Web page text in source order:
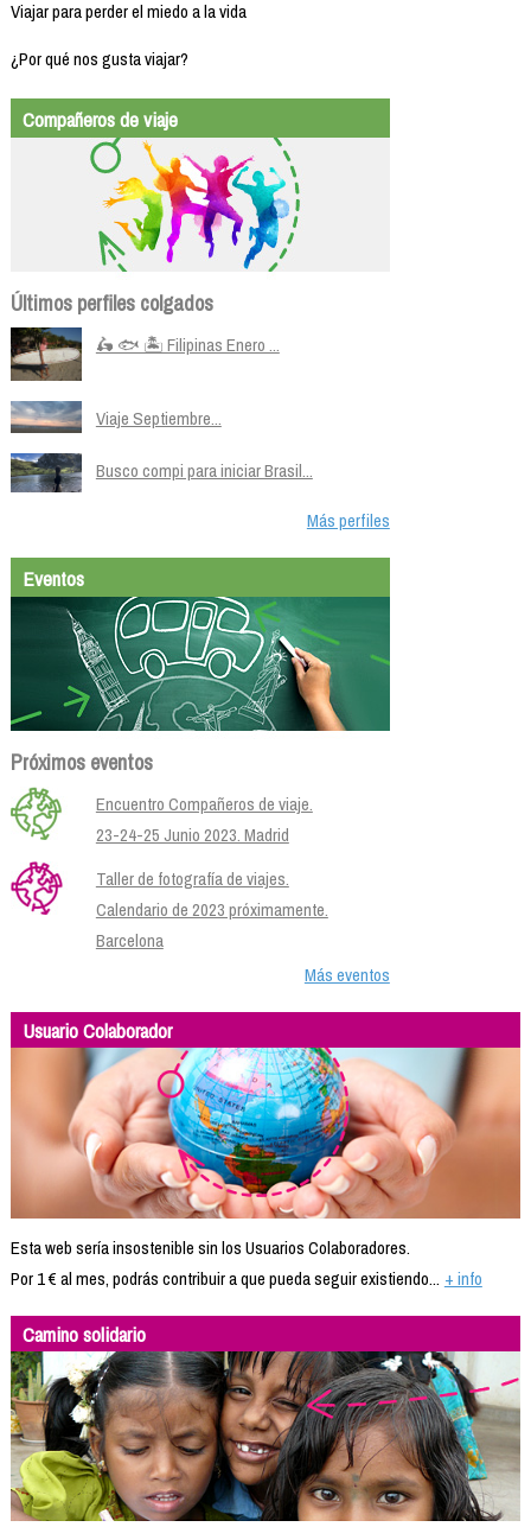
Viajar para perder el miedo a la vida
¿Por qué nos gusta viajar?
Compañeros de viaje
Últimos perfiles colgados
🛵 🐟 🏝️ Filipinas Enero ...
Viaje Septiembre...
Busco compi para iniciar Brasil...
Más perfiles
Eventos
Próximos eventos
Encuentro Compañeros de viaje.
23-24-25 Junio 2023. Madrid
Taller de fotografía de viajes.
Calendario de 2023 próximamente.
Barcelona
Más eventos
Usuario Colaborador
Esta web sería insostenible sin los Usuarios Colaboradores.
Por 1 € al mes, podrás contribuir a que pueda seguir existiendo... + info
Camino solidario